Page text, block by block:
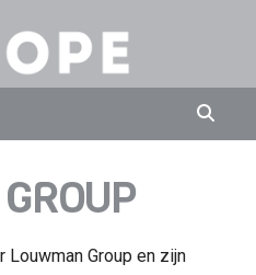
Group en zijn